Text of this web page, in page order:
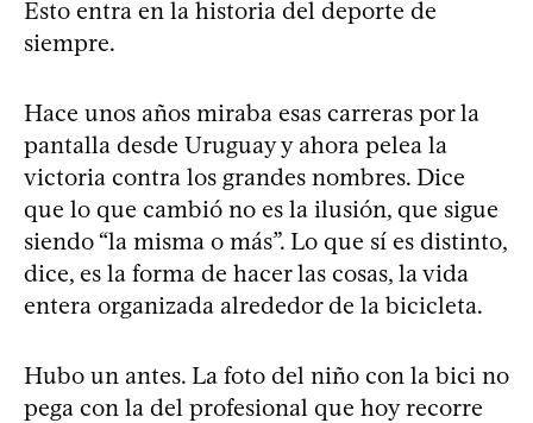
Esto entra en la historia del deporte de
siempre.
Hace unos años miraba esas carreras por la
pantalla desde Uruguay y ahora pelea la
victoria contra los grandes nombres. Dice
que lo que cambió no es la ilusión, que sigue
siendo “la misma o más”. Lo que sí es distinto,
dice, es la forma de hacer las cosas, la vida
entera organizada alrededor de la bicicleta.
Hubo un antes. La foto del niño con la bici no
pega con la del profesional que hoy recorre